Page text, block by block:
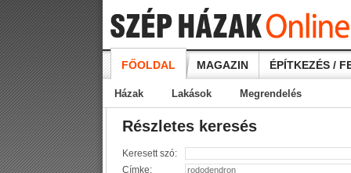
FŐOLDAL MAGAZIN ÉPÍTKEZÉS /
Házak Lakások Megrendelés
Részletes keresés
Keresett szó:
Címke: